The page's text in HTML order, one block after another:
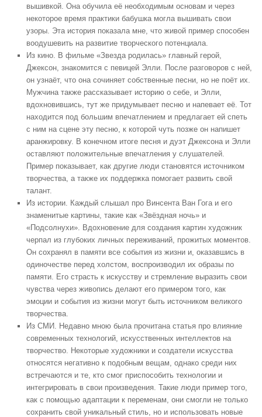
вышивкой. Она обучила её необходимым основам и через
некоторое время практики бабушка могла вышивать свои
узоры. Эта история показала мне, что живой пример способен
воодушевить на развитие творческого потенциала.
Из кино. В фильме «Звезда родилась» главный герой,
Джексон, знакомится с певицей Элли. После разговоров с ней,
он узнаёт, что она сочиняет собственные песни, но не поёт их.
Мужчина также рассказывает историю о себе, и Элли,
вдохновившись, тут же придумывает песню и напевает её. Тот
находится под большим впечатлением и предлагает ей спеть
с ним на сцене эту песню, к которой чуть позже он напишет
аранжировку. В конечном итоге песня и дуэт Джексона и Элли
оставляют положительные впечатления у слушателей.
Пример показывает, как другие люди становятся источником
творчества, а также их поддержка помогает развить свой
талант.
Из истории. Каждый слышал про Винсента Ван Гога и его
знаменитые картины, такие как «Звёздная ночь» и
«Подсолнухи». Вдохновение для создания картин художник
черпал из глубоких личных переживаний, прожитых моментов.
Он сохранял в памяти все события из жизни и, оказавшись в
одиночестве перед холстом, воспроизводил их образы по
памяти. Его страсть к искусству и стремление выразить свои
чувства через живопись делают его примером того, как
эмоции и события из жизни могут быть источником великого
творчества.
Из СМИ. Недавно мною была прочитана статья про влияние
современных технологий, искусственных интеллектов на
творчество. Некоторые художники и создатели искусства
относятся негативно к подобным вещам, однако среди них
встречаются и те, кто смог приспособить технологии и
интегрировать в свои произведения. Такие люди пример того,
как с помощью адаптации к переменам, они смогли не только
сохранить свой уникальный стиль, но и использовать новые